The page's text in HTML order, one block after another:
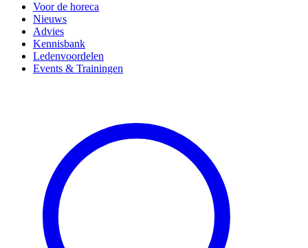
Voor de horeca
Nieuws
Advies
Kennisbank
Ledenvoordelen
Events & Trainingen